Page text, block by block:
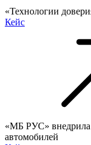
«Технологии
Кейс
«МБ РУС» внедрила
автомобилей